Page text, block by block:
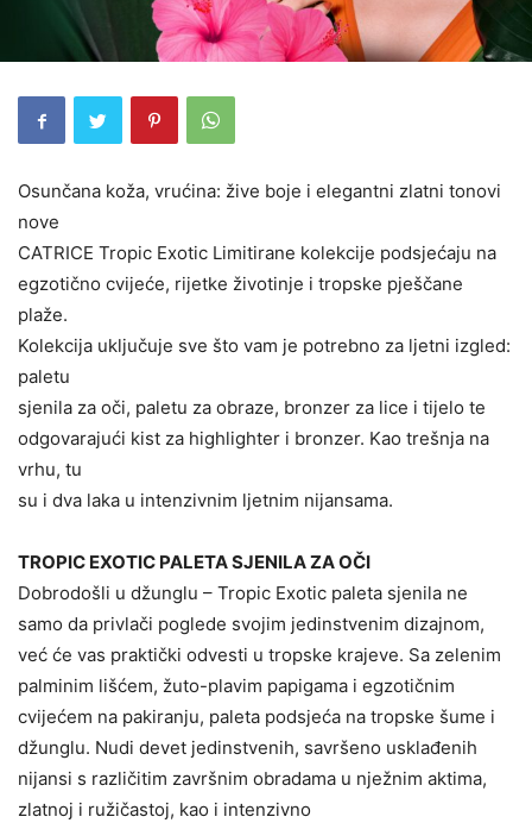
Osunčana koža, vrućina: žive boje i elegantni zlatni tonovi
nove
CATRICE Tropic Exotic Limitirane kolekcije podsjećaju na
egzotično cvijeće, rijetke životinje i tropske pješčane
plaže.
Kolekcija uključuje sve što vam je potrebno za ljetni izgled:
paletu
sjenila za oči, paletu za obraze, bronzer za lice i tijelo te
odgovarajući kist za highlighter i bronzer. Kao trešnja na
vrhu, tu
su i dva laka u intenzivnim ljetnim nijansama.
TROPIC EXOTIC PALETA SJENILA ZA OČI
Dobrodošli u džunglu – Tropic Exotic paleta sjenila ne
samo da privlači poglede svojim jedinstvenim dizajnom,
već će vas praktički odvesti u tropske krajeve. Sa zelenim
palminim lišćem, žuto-plavim papigama i egzotičnim
cvijećem na pakiranju, paleta podsjeća na tropske šume i
džunglu. Nudi devet jedinstvenih, savršeno usklađenih
nijansi s različitim završnim obradama u nježnim aktima,
zlatnoj i ružičastoj, kao i intenzivno